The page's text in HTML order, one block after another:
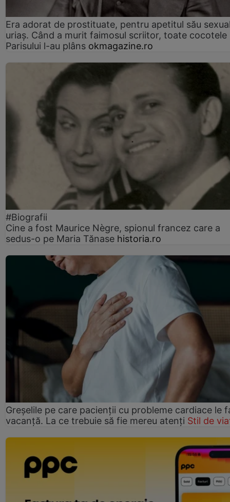
Era adorat de prostituate, pentru apetitul său
uriaș. Când a murit faimosul scriitor, toate cocotele
Parisului l-au plâns okmagazine.ro
#Biografii
Cine a fost Maurice Nègre, spionul francez care a
sedus-o pe Maria Tănase historia.ro
Greșelile pe care pacienții cu probleme cardiace le
vacanță. La ce trebuie să fie mereu atenți Stil de